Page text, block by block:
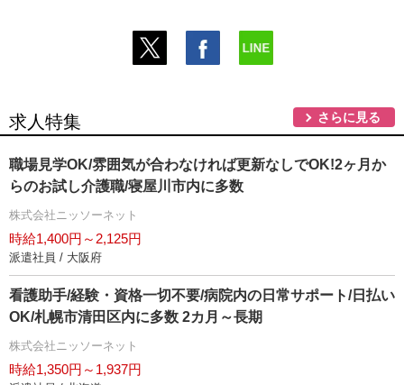
求人特集 さらに見る
職場見学OK/雰囲気が合わなければ更新なしでOK!2ヶ月か
らのお試し介護職/寝屋川市内に多数
株式会社ニッソーネット
時給1,400円～2,125円
派遣社員 / 大阪府
看護助手/経験・資格一切不要/病院内の日常サポート/日払い
OK/札幌市清田区内に多数 2カ月～長期
株式会社ニッソーネット
時給1,350円～1,937円